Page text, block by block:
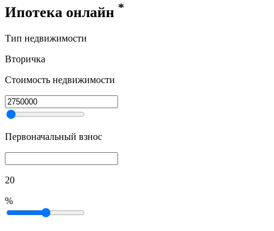
Ипотека онлайн *
Тип недвижимости
Вторичка
Стоимость недвижимости
Первоначальный взнос
20
%